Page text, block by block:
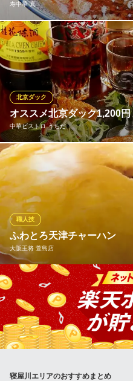
寿中華 真
スープは自家製ラー油と、ゴマ
作っており、ストレート麺とよ
た挽肉と、カシューナッツをち
ー油の辛さの中に旨味たっぷり
しい香りがたまらない逸品です
寿中華 真
中華料理×居酒屋
京阪本線香里園駅 徒歩11分
大阪府寝屋川市寿町22-3
オススメ北京ダック1,200円
中華ビストロ うちだ
北京ダック
40種類以上の本格中華料理を
ック1,200円です。
中華ビストロ うちだ
中華ビストロ
京阪本線香里園駅 徒歩5分
大阪府寝屋川市香里南之町36-3
ふわとろ天津チャーハン
大阪王将 萱島店
職人技
ふわとろ天津チャーハン
大阪王将 萱島店
餃子・中華料理
京阪本線萱島駅 徒歩1分
大阪府寝屋川市萱島本町19-4
寝屋川エリアのおすすめまとめ